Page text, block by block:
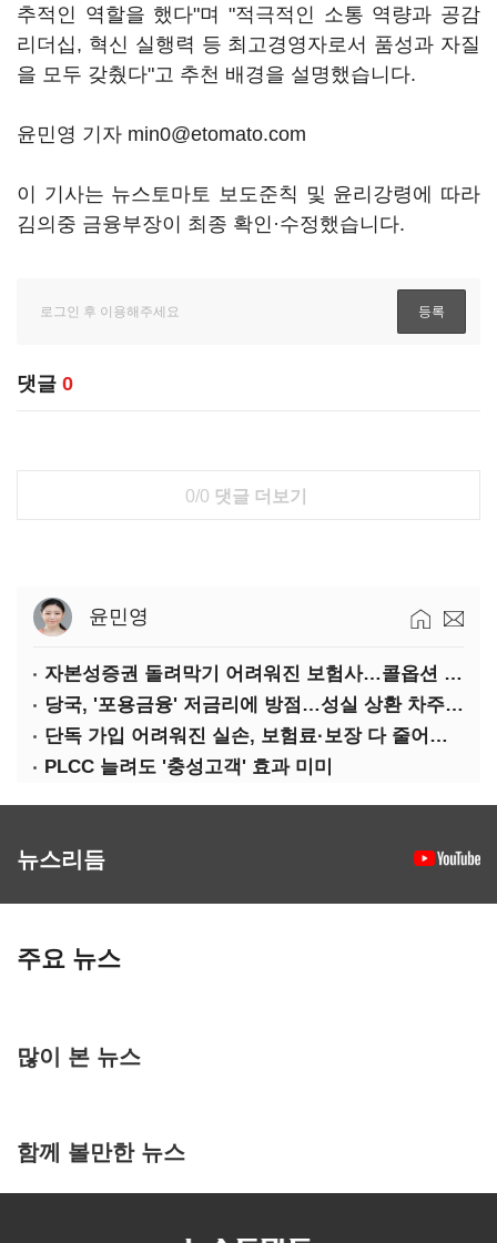
추적인 역할을 했다"며 "적극적인 소통 역량과 공감
리더십, 혁신 실행력 등 최고경영자로서 품성과 자질
을 모두 갖췄다"고 추천 배경을 설명했습니다.
윤민영 기자 min0@etomato.com
이 기사는 뉴스토마토 보도준칙 및 윤리강령에 따라
김의중 금융부장이 최종 확인·수정했습니다.
댓글 0
0/0 댓글 더보기
윤민영
자본성증권 돌려막기 어려워진 보험사…콜옵션 부담 급증
당국, '포용금융' 저금리에 방점…성실 상환 차주는 '역차별'
단독 가입 어려워진 실손, 보험료·보장 다 줄어든 5세대는?
PLCC 늘려도 '충성고객' 효과 미미
뉴스리듬
주요 뉴스
많이 본 뉴스
함께 볼만한 뉴스